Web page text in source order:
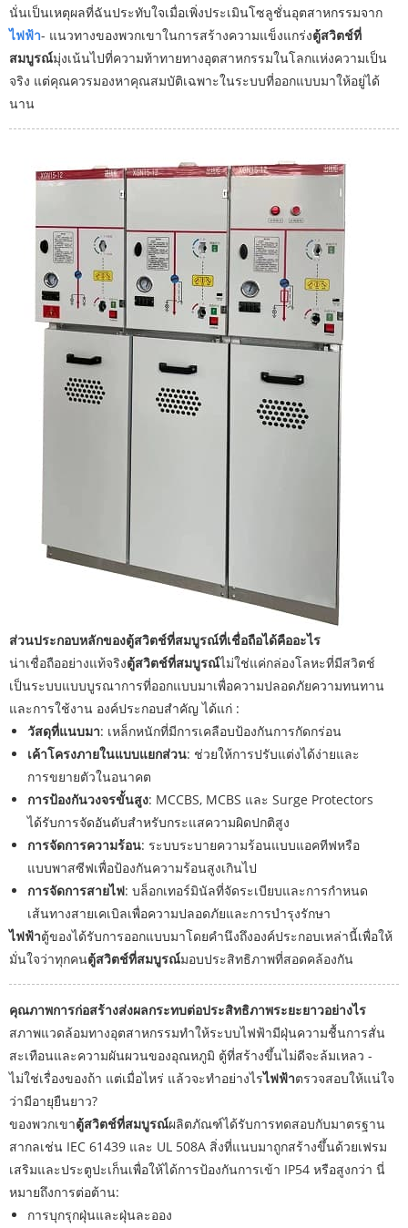
นั่นเป็นเหตุผลที่ฉันประทับใจเมื่อเพิ่งประเมินโซลูชั่นอุตสาหกรรมจาก
ไฟฟ้า- แนวทางของพวกเขาในการสร้างความแข็งแกร่งตู้สวิตช์ที่
สมบูรณ์มุ่งเน้นไปที่ความท้าทายทางอุตสาหกรรมในโลกแห่งความเป็น
จริง แต่คุณควรมองหาคุณสมบัติเฉพาะในระบบที่ออกแบบมาให้อยู่ได้
นาน
ส่วนประกอบหลักของตู้สวิตช์ที่สมบูรณ์ที่เชื่อถือได้คืออะไร
น่าเชื่อถืออย่างแท้จริงตู้สวิตช์ที่สมบูรณ์ไม่ใช่แค่กล่องโลหะที่มีสวิตช์
เป็นระบบแบบบูรณาการที่ออกแบบมาเพื่อความปลอดภัยความทนทาน
และการใช้งาน องค์ประกอบสำคัญ ได้แก่ :
วัสดุที่แนบมา: เหล็กหนักที่มีการเคลือบป้องกันการกัดกร่อน
เค้าโครงภายในแบบแยกส่วน: ช่วยให้การปรับแต่งได้ง่ายและ
การขยายตัวในอนาคต
การป้องกันวงจรขั้นสูง: MCCBS, MCBS และ Surge Protectors
ได้รับการจัดอันดับสำหรับกระแสความผิดปกติสูง
การจัดการความร้อน: ระบบระบายความร้อนแบบแอคทีฟหรือ
แบบพาสซีฟเพื่อป้องกันความร้อนสูงเกินไป
การจัดการสายไฟ: บล็อกเทอร์มินัลที่จัดระเบียบและการกำหนด
เส้นทางสายเคเบิลเพื่อความปลอดภัยและการบำรุงรักษา
ไฟฟ้าตู้ของได้รับการออกแบบมาโดยคำนึงถึงองค์ประกอบเหล่านี้เพื่อให้
มั่นใจว่าทุกคนตู้สวิตช์ที่สมบูรณ์มอบประสิทธิภาพที่สอดคล้องกัน
คุณภาพการก่อสร้างส่งผลกระทบต่อประสิทธิภาพระยะยาวอย่างไร
สภาพแวดล้อมทางอุตสาหกรรมทำให้ระบบไฟฟ้ามีฝุ่นความชื้นการสั่น
สะเทือนและความผันผวนของอุณหภูมิ ตู้ที่สร้างขึ้นไม่ดีจะล้มเหลว -
ไม่ใช่เรื่องของถ้า แต่เมื่อไหร่ แล้วจะทำอย่างไรไฟฟ้าตรวจสอบให้แน่ใจ
ว่ามีอายุยืนยาว?
ของพวกเขาตู้สวิตช์ที่สมบูรณ์ผลิตภัณฑ์ได้รับการทดสอบกับมาตรฐาน
สากลเช่น IEC 61439 และ UL 508A สิ่งที่แนบมาถูกสร้างขึ้นด้วยเฟรม
เสริมและประตูปะเก็นเพื่อให้ได้การป้องกันการเข้า IP54 หรือสูงกว่า นี่
หมายถึงการต่อต้าน:
การบุกรุกฝุ่นและฝุ่นละออง